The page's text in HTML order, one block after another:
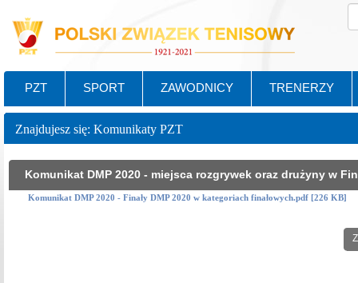
PZT SPORT ZAWODNICY TRENERZY
Znajdujesz się: Komunikaty PZT
Komunikat DMP 2020 - miejsca rozgrywek oraz drużyny w
Komunikat DMP 2020 - Finały DMP 2020 w kategoriach finałowych.pdf [226 KB]